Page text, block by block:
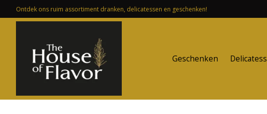
Ontdek ons ruim assortiment dranken, delicatessen en geschenken!
Geschenken